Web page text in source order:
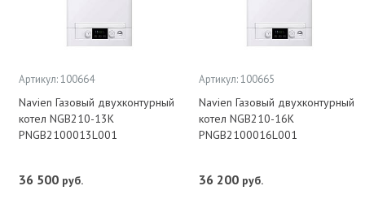
Артикул: 100664
Navien Газовый двухконтурный
котел NGB210-13К
PNGB2100013L001
36 500 руб.
Артикул: 100665
Navien Газовый двухконтурный
котел NGB210-16К
PNGB2100016L001
36 200 руб.